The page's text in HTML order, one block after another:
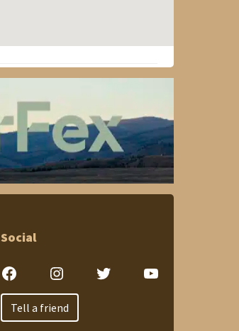
Social
FacebookInstagramTwitterYouTube
Tell a friend